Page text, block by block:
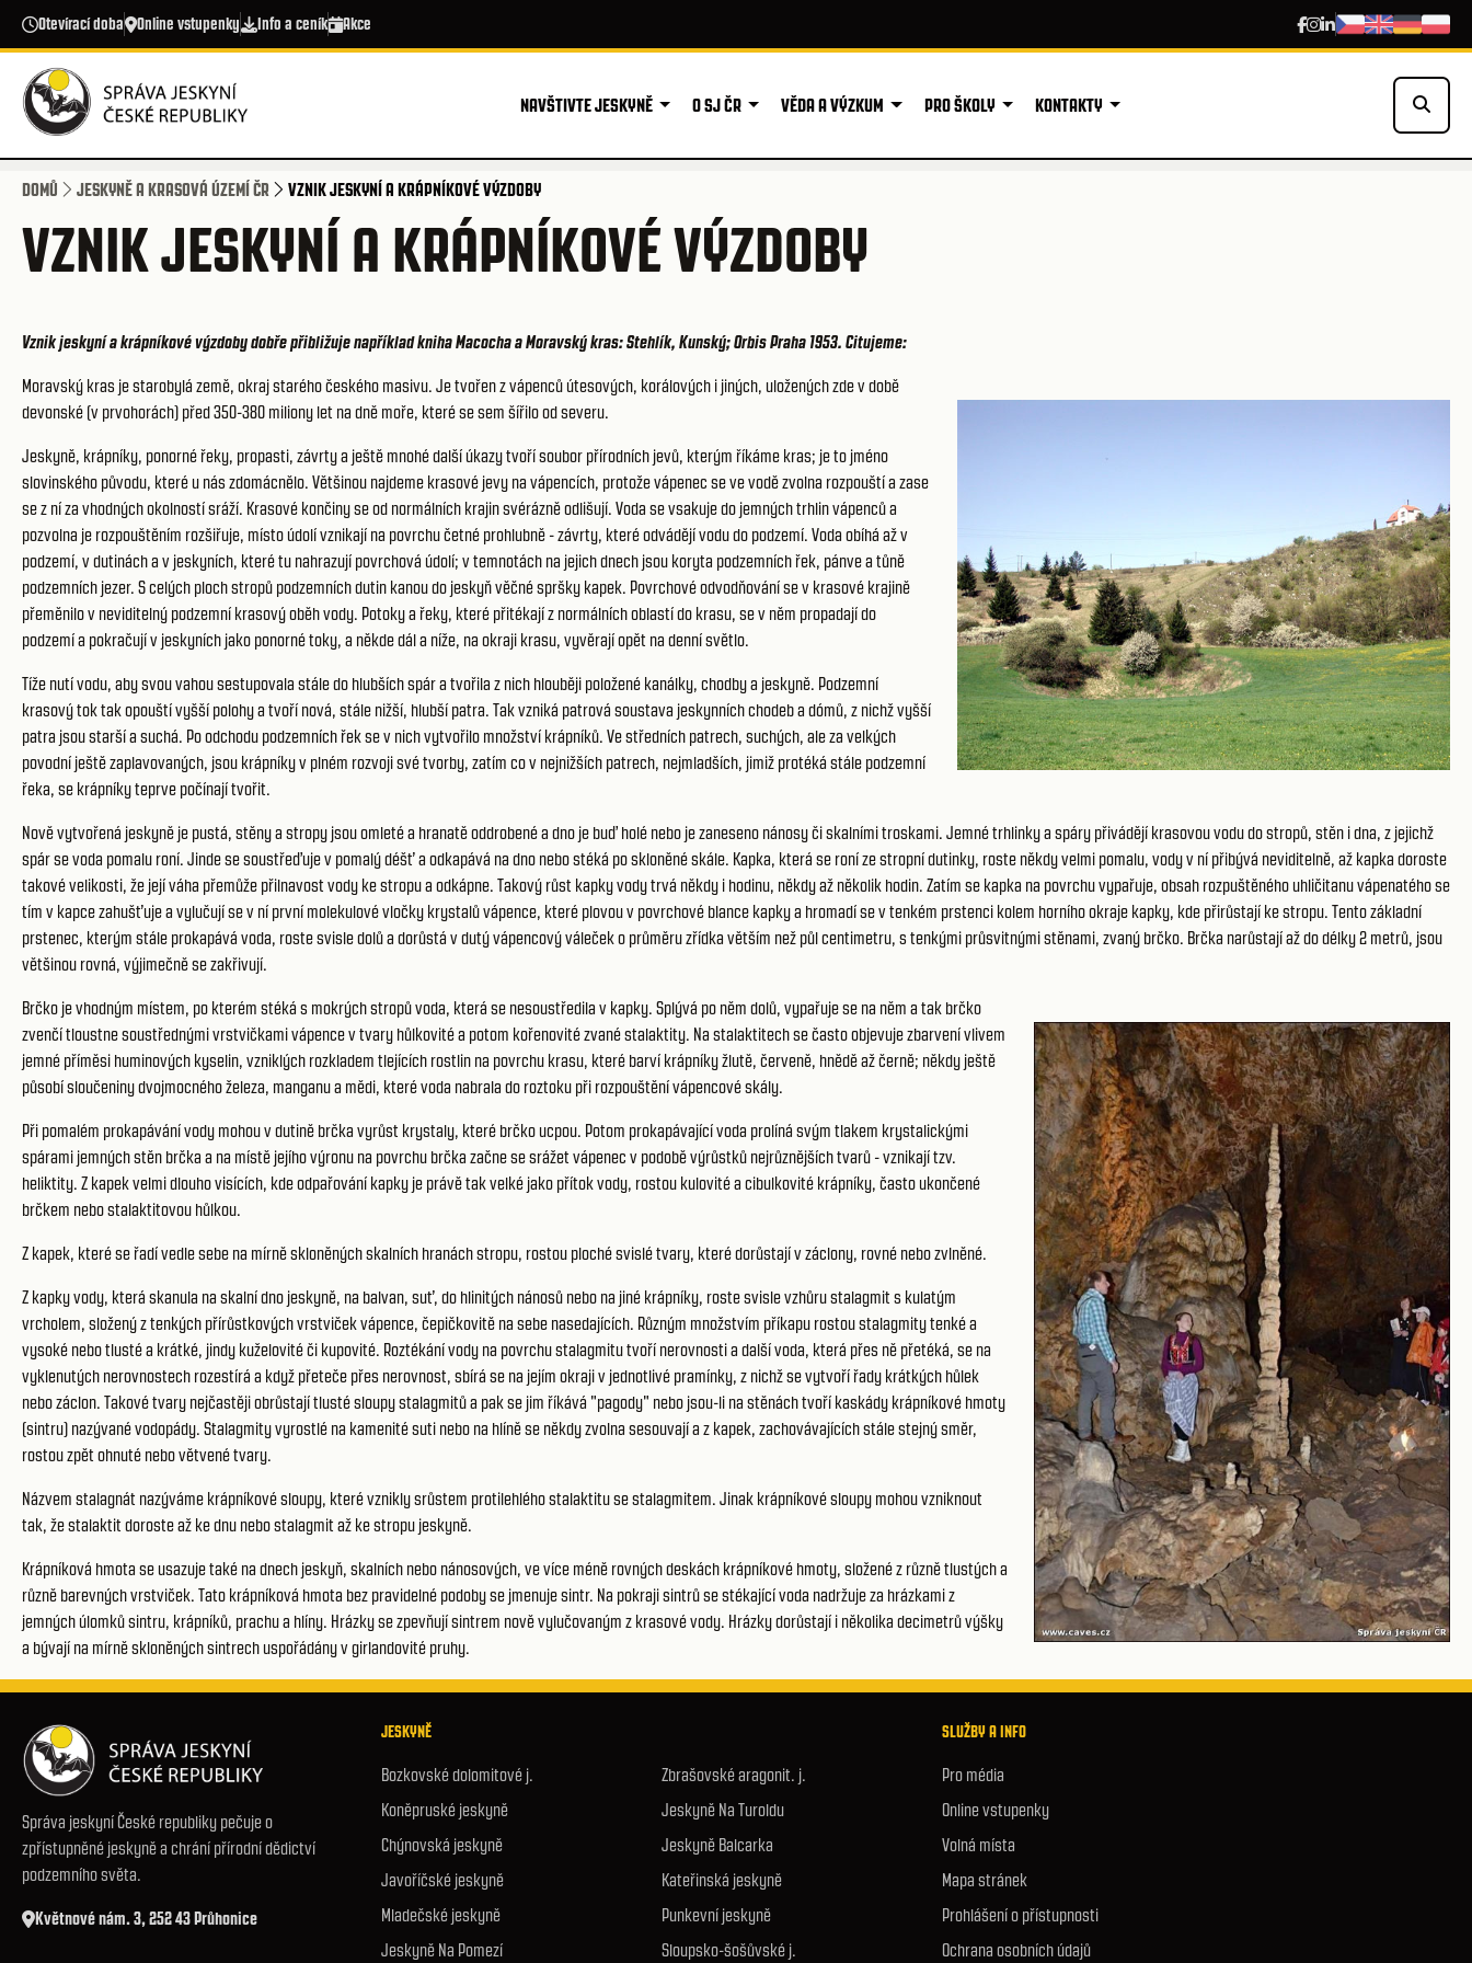
Přejít k hlavnímu obsahu
Otevírací doba Online vstupenky Info a ceník Akce
NAVŠTIVTE JESKYNĚ O SJ ČR VĚDA A VÝZKUM PRO ŠKOLY KONTAKTY
DOMŮ JESKYNĚ A KRASOVÁ ÚZEMÍ ČR VZNIK JESKYNÍ A KRÁPNÍKOVÉ VÝZDOBY
VZNIK JESKYNÍ A KRÁPNÍKOVÉ VÝZDOBY
Vznik jeskyní a krápníkové výzdoby dobře přibližuje například kniha Macocha a Moravský kras: Stehlík, Kunský; Orbis Praha 1953. Citujeme:
Moravský kras je starobylá země, okraj starého českého masivu. Je tvořen z vápenců útesových, korálových i jiných, uložených zde v době
devonské (v prvohorách) před 350-380 miliony let na dně moře, které se sem šířilo od severu.
Jeskyně, krápníky, ponorné řeky, propasti, závrty a ještě mnohé další úkazy tvoří soubor přírodních jevů, kterým říkáme kras; je to jméno
slovinského původu, které u nás zdomácnělo. Většinou najdeme krasové jevy na vápencích, protože vápenec se ve vodě zvolna rozpouští a zase
se z ní za vhodných okolností sráží. Krasové končiny se od normálních krajin svérázně odlišují. Voda se vsakuje do jemných trhlin vápenců a
pozvolna je rozpouštěním rozšiřuje, místo údolí vznikají na povrchu četné prohlubně - závrty, které odvádějí vodu do podzemí. Voda obíhá až v
podzemí, v dutinách a v jeskyních, které tu nahrazují povrchová údolí; v temnotách na jejich dnech jsou koryta podzemních řek, pánve a tůně
podzemních jezer. S celých ploch stropů podzemních dutin kanou do jeskyň věčné spršky kapek. Povrchové odvodňování se v krasové krajině
přeměnilo v neviditelný podzemní krasový oběh vody. Potoky a řeky, které přitékají z normálních oblastí do krasu, se v něm propadají do
podzemí a pokračují v jeskyních jako ponorné toky, a někde dál a níže, na okraji krasu, vyvěrají opět na denní světlo.
Tíže nutí vodu, aby svou vahou sestupovala stále do hlubších spár a tvořila z nich hlouběji položené kanálky, chodby a jeskyně. Podzemní
krasový tok tak opouští vyšší polohy a tvoří nová, stále nižší, hlubší patra. Tak vzniká patrová soustava jeskynních chodeb a dómů, z nichž vyšší
patra jsou starší a suchá. Po odchodu podzemních řek se v nich vytvořilo množství krápníků. Ve středních patrech, suchých, ale za velkých
povodní ještě zaplavovaných, jsou krápníky v plném rozvoji své tvorby, zatím co v nejnižších patrech, nejmladších, jimiž protéká stále podzemní
řeka, se krápníky teprve počínají tvořit.
Nově vytvořená jeskyně je pustá, stěny a stropy jsou omleté a hranatě oddrobené a dno je buď holé nebo je zaneseno nánosy či skalními troskami. Jemné trhlinky a spáry přivádějí krasovou vodu do stropů, stěn i dna, z jejichž
spár se voda pomalu roní. Jinde se soustřeďuje v pomalý déšť a odkapává na dno nebo stéká po skloněné skále. Kapka, která se roní ze stropní dutinky, roste někdy velmi pomalu, vody v ní přibývá neviditelně, až kapka doroste
takové velikosti, že její váha přemůže přilnavost vody ke stropu a odkápne. Takový růst kapky vody trvá někdy i hodinu, někdy až několik hodin. Zatím se kapka na povrchu vypařuje, obsah rozpuštěného uhličitanu vápenatého se
tím v kapce zahušťuje a vylučují se v ní první molekulové vločky krystalů vápence, které plovou v povrchové blance kapky a hromadí se v tenkém prstenci kolem horního okraje kapky, kde přirůstají ke stropu. Tento základní
prstenec, kterým stále prokapává voda, roste svisle dolů a dorůstá v dutý vápencový váleček o průměru zřídka větším než půl centimetru, s tenkými průsvitnými stěnami, zvaný brčko. Brčka narůstají až do délky 2 metrů, jsou
většinou rovná, výjimečně se zakřivují.
Brčko je vhodným místem, po kterém stéká s mokrých stropů voda, která se nesoustředila v kapky. Splývá po něm dolů, vypařuje se na něm a tak brčko
zvenčí tloustne soustřednými vrstvičkami vápence v tvary hůlkovité a potom kořenovité zvané stalaktity. Na stalaktitech se často objevuje zbarvení vlivem
jemné příměsi huminových kyselin, vzniklých rozkladem tlejících rostlin na povrchu krasu, které barví krápníky žlutě, červeně, hnědě až černě; někdy ještě
působí sloučeniny dvojmocného železa, manganu a mědi, které voda nabrala do roztoku při rozpouštění vápencové skály.
Při pomalém prokapávání vody mohou v dutině brčka vyrůst krystaly, které brčko ucpou. Potom prokapávající voda prolíná svým tlakem krystalickými
spárami jemných stěn brčka a na místě jejího výronu na povrchu brčka začne se srážet vápenec v podobě výrůstků nejrůznějších tvarů - vznikají tzv.
heliktity. Z kapek velmi dlouho visících, kde odpařování kapky je právě tak velké jako přítok vody, rostou kulovité a cibulkovité krápníky, často ukončené
brčkem nebo stalaktitovou hůlkou.
Z kapek, které se řadí vedle sebe na mírně skloněných skalních hranách stropu, rostou ploché svislé tvary, které dorůstají v záclony, rovné nebo zvlněné.
Z kapky vody, která skanula na skalní dno jeskyně, na balvan, suť, do hlinitých nánosů nebo na jiné krápníky, roste svisle vzhůru stalagmit s kulatým
vrcholem, složený z tenkých přírůstkových vrstviček vápence, čepičkovitě na sebe nasedajících. Různým množstvím příkapu rostou stalagmity tenké a
vysoké nebo tlusté a krátké, jindy kuželovité či kupovité. Roztékání vody na povrchu stalagmitu tvoří nerovnosti a další voda, která přes ně přetéká, se na
vyklenutých nerovnostech rozestírá a když přeteče přes nerovnost, sbírá se na jejím okraji v jednotlivé pramínky, z nichž se vytvoří řady krátkých hůlek
nebo záclon. Takové tvary nejčastěji obrůstají tlusté sloupy stalagmitů a pak se jim říkává "pagody" nebo jsou-li na stěnách tvoří kaskády krápníkové hmoty
(sintru) nazývané vodopády. Stalagmity vyrostlé na kamenité suti nebo na hlíně se někdy zvolna sesouvají a z kapek, zachovávajících stále stejný směr,
rostou zpět ohnuté nebo větvené tvary.
Názvem stalagnát nazýváme krápníkové sloupy, které vznikly srůstem protilehlého stalaktitu se stalagmitem. Jinak krápníkové sloupy mohou vzniknout
tak, že stalaktit doroste až ke dnu nebo stalagmit až ke stropu jeskyně.
Krápníková hmota se usazuje také na dnech jeskyň, skalních nebo nánosových, ve více méně rovných deskách krápníkové hmoty, složené z různě tlustých a
různě barevných vrstviček. Tato krápníková hmota bez pravidelné podoby se jmenuje sintr. Na pokraji sintrů se stékající voda nadržuje za hrázkami z
jemných úlomků sintru, krápníků, prachu a hlíny. Hrázky se zpevňují sintrem nově vylučovaným z krasové vody. Hrázky dorůstají i několika decimetrů výšky
a bývají na mírně skloněných sintrech uspořádány v girlandovité pruhy.
Správa jeskyní České republiky pečuje o
zpřístupněné jeskyně a chrání přírodní dědictví
podzemního světa.
Květnové nám. 3, 252 43 Průhonice
JESKYNĚ
Bozkovské dolomitové j.
Koněpruské jeskyně
Chýnovská jeskyně
Javoříčské jeskyně
Mladečské jeskyně
Jeskyně Na Pomezí
Zbrašovské aragonit. j.
Jeskyně Na Turoldu
Jeskyně Balcarka
Kateřinská jeskyně
Punkevní jeskyně
Sloupsko-šošůvské j.
SLUŽBY A INFO
Pro média
Online vstupenky
Volná místa
Mapa stránek
Prohlášení o přístupnosti
Ochrana osobních údajů